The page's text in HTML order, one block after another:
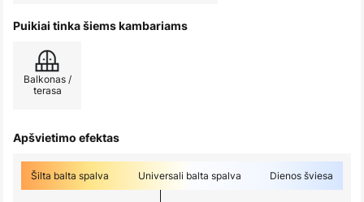
Puikiai tinka šiems kambariams
Balkonas /
terasa
Apšvietimo efektas
Šilta balta spalva Universali balta spalva Dienos šviesa